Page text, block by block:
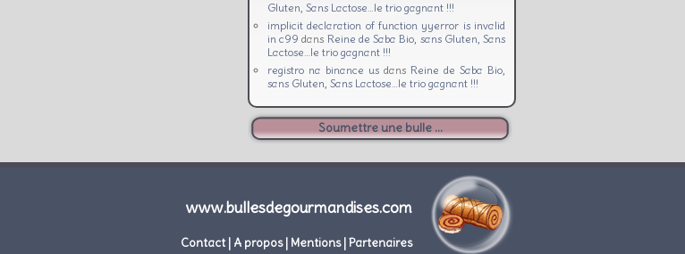
Gluten, Sans Lactose…le trio gagnant !!!
implicit declaration of function yyerror is invalid
in c99 dans Reine de Saba Bio, sans Gluten, Sans
Lactose…le trio gagnant !!!
registro na binance us dans Reine de Saba Bio,
sans Gluten, Sans Lactose…le trio gagnant !!!
Soumettre une bulle ...
www.bullesdegourmandises.com
Contact| A propos| Mentions|Partenaires